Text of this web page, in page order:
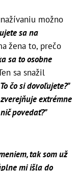
možno
sa na
žena to, prečo
sa to osobne
sa snažil
čo si dovoľujete?"
extrémne
povedať?"
tak som už
mi išla do